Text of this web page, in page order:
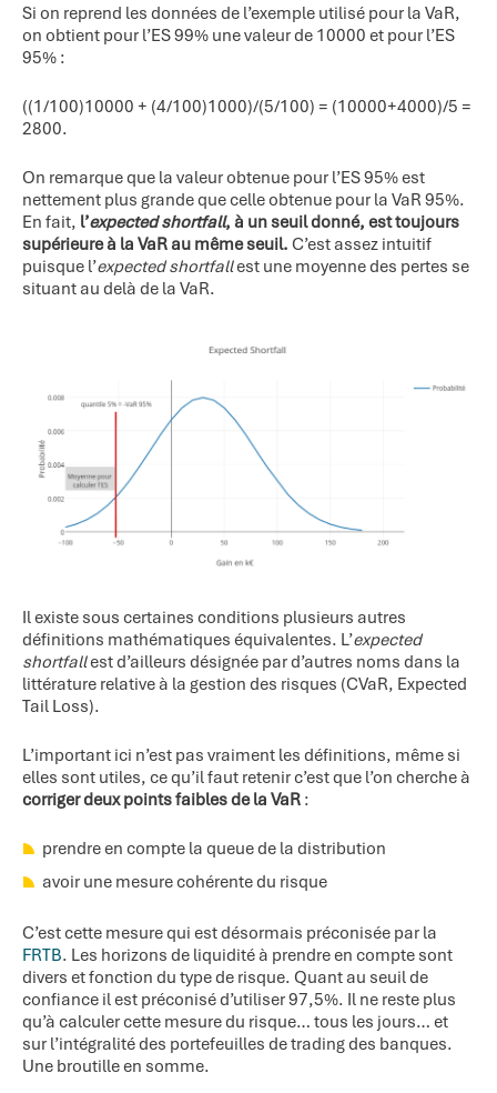
Si on reprend les données de l’exemple utilisé pour la VaR,
on obtient pour l’ES 99% une valeur de 10000 et pour l’ES
95% :
((1/100)10000 + (4/100)1000)/(5/100) = (10000+4000)/5 =
2800.
On remarque que la valeur obtenue pour l’ES 95% est
nettement plus grande que celle obtenue pour la VaR 95%.
En fait, l’expected shortfall, à un seuil donné, est toujours
supérieure à la VaR au même seuil. C’est assez intuitif
puisque l’expected shortfallest une moyenne des pertes se
situant au delà de la VaR.
Il existe sous certaines conditions plusieurs autres
définitions mathématiques équivalentes. L’expected
shortfallest d’ailleurs désignée par d’autres noms dans la
littérature relative à la gestion des risques (CVaR, Expected
Tail Loss).
L’important ici n’est pas vraiment les définitions, même si
elles sont utiles, ce qu’il faut retenir c’est que l’on cherche à
corriger deux points faibles de la VaR :
prendre en compte la queue de la distribution
avoir une mesure cohérente du risque
C’est cette mesure qui est désormais préconisée par la
FRTB. Les horizons de liquidité à prendre en compte sont
divers et fonction du type de risque. Quant au seuil de
confiance il est préconisé d’utiliser 97,5%. Il ne reste plus
qu’à calculer cette mesure du risque… tous les jours… et
sur l’intégralité des portefeuilles de trading des banques.
Une broutille en somme.